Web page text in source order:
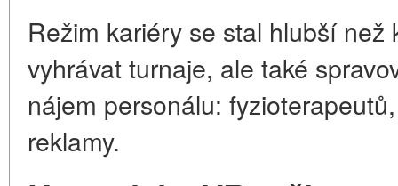
Režim kariéry se stal hlubší než
vyhrávat turnaje, ale také
nájem personálu:
reklamy.